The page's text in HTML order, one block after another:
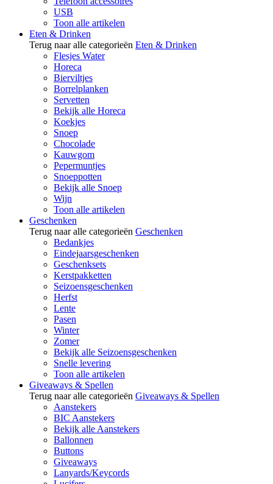
USB
Toon alle artikelen
Eten & Drinken
Terug naar alle categorieën Eten & Drinken
Flesjes Water
Horeca
Bierviltjes
Borrelplanken
Servetten
Bekijk alle Horeca
Koekjes
Snoep
Chocolade
Kauwgom
Pepermuntjes
Snoeppotten
Bekijk alle Snoep
Wijn
Toon alle artikelen
Geschenken
Terug naar alle categorieën Geschenken
Bedankjes
Eindejaarsgeschenken
Geschenksets
Kerstpakketten
Seizoensgeschenken
Herfst
Lente
Pasen
Winter
Zomer
Bekijk alle Seizoensgeschenken
Snelle levering
Toon alle artikelen
Giveaways & Spellen
Terug naar alle categorieën Giveaways & Spellen
Aanstekers
BIC Aanstekers
Bekijk alle Aanstekers
Ballonnen
Buttons
Giveaways
Lanyards/Keycords